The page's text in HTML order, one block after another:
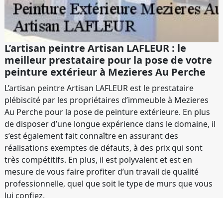
L’artisan peintre Artisan LAFLEUR : le
meilleur prestataire pour la pose de votre
peinture extérieur à Mezieres Au Perche
L’artisan peintre Artisan LAFLEUR est le prestataire
plébiscité par les propriétaires d’immeuble à Mezieres
Au Perche pour la pose de peinture extérieure. En plus
de disposer d’une longue expérience dans le domaine, il
s’est également fait connaître en assurant des
réalisations exemptes de défauts, à des prix qui sont
très compétitifs. En plus, il est polyvalent et est en
mesure de vous faire profiter d’un travail de qualité
professionnelle, quel que soit le type de murs que vous
lui confiez.